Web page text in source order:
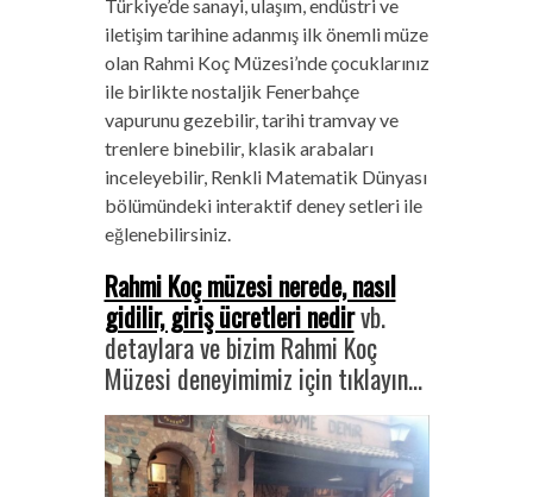
Türkiye’de sanayi, ulaşım, endüstri ve
iletişim tarihine adanmış ilk önemli müze
olan Rahmi Koç Müzesi’nde çocuklarınız
ile birlikte nostaljik Fenerbahçe
vapurunu gezebilir, tarihi tramvay ve
trenlere binebilir, klasik arabaları
inceleyebilir, Renkli Matematik Dünyası
bölümündeki interaktif deney setleri ile
eğlenebilirsiniz.
Rahmi Koç müzesi nerede, nasıl
gidilir, giriş ücretleri nedirvb.
detaylara ve bizim Rahmi Koç
Müzesi deneyimimiz için tıklayın…